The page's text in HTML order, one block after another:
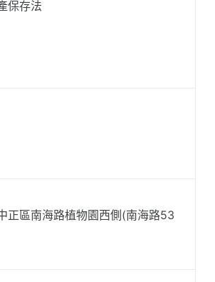
保存法
正區南海路植物園西側(南海路53